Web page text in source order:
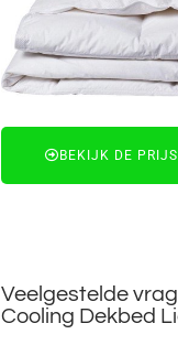
BEKIJK DE PRIJS
Veelgestelde
Cooling Dekbed